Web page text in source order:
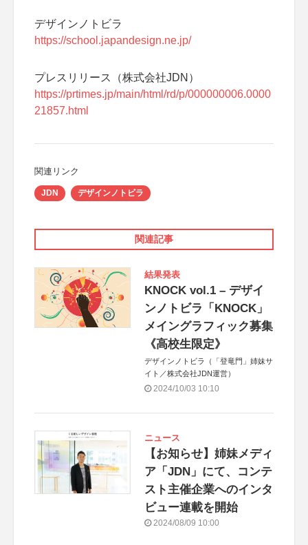
デザインノトビラ
https://school.japandesign.ne.jp/
プレスリリース（株式会社JDN）
https://prtimes.jp/main/html/rd/p/000000006.0000
21857.html
関連リンク
JDN デザインノトビラ
関連記事
結果発表
KNOCK vol.1 – デザイ
ンノトビラ「KNOCK」
メイングラフィック募集
《高校生限定》
デザインノトビラ（「登竜門」姉妹サ
イト／株式会社JDN運営）
2024/10/03 10:10
ニュース
【お知らせ】姉妹メディ
ア「JDN」にて、コンテ
スト主催企業へのインタ
ビュー連載を開始
2024/08/09 10:00